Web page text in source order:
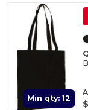
Min qty: 12